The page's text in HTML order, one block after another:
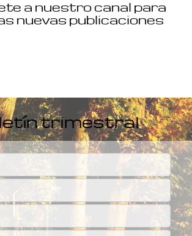
a nuestro canal para
nuevas publicaciones
trimestral